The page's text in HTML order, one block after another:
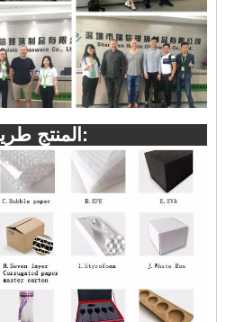
المنتج طريقة التعبئة والتغليف: